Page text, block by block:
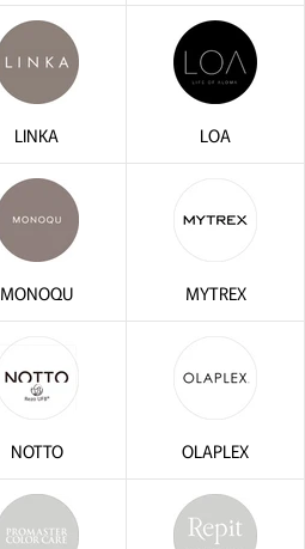
LINKA LOA
MONOQU MYTREX
NOTTO OLAPLEX